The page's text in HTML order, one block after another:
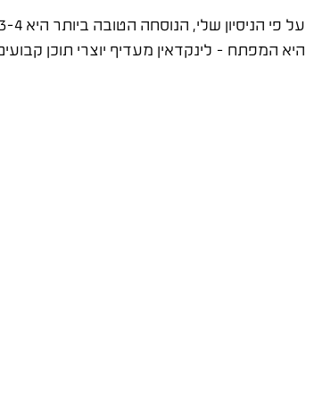
היא המפתח – לינקדאין מעדיף יוצרי תוכן